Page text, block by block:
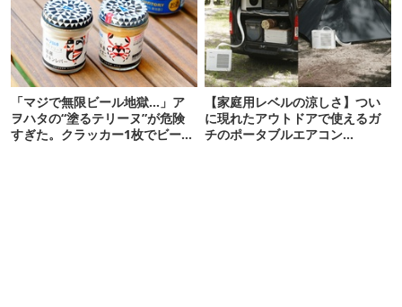
「マジで無限ビール地獄…」ア
ヲハタの“塗るテリーヌ”が危険
すぎた。クラッカー1枚でビール
【家庭用レベルの涼しさ】つい
に現れたアウトドアで使えるガ
チのポータブルエアコン